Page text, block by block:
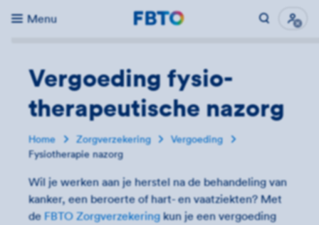
Menu
Direct naar...
Vergoeding fysio­
therapeutische nazorg
Home Zorgverzekering
Vergoeding
Fysiotherapie nazorg
Wil je werken aan je herstel na de behandeling van
kanker, een beroerte of hart- en vaatziekten? Met
deFBTO Zorgverzekeringkun je een vergoeding